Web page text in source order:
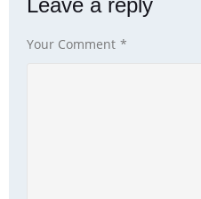
Your Comment *